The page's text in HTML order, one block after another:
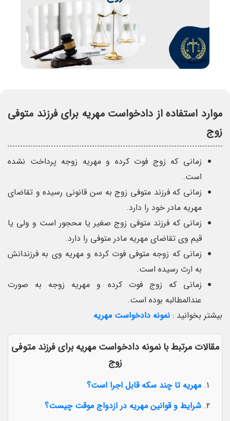
موارد استفاده از دادخواست مهریه برای فرزند متوفی
زوج
زمانی که زوج فوت کرده و مهریه زوجه پرداخت نشده
است.
زمانی که فرزند متوفی زوج به سن قانونی رسیده و تقاضای
مهریه مادر خود را دارد.
زمانی که فرزند متوفی زوج صغیر یا محجور است و ولی یا
قیم وی تقاضای مهریه مادر متوفی را دارد.
زمانی که زوجه متوفی فوت کرده و مهریه وی به فرزندانش
به ارث رسیده است.
زمانی که زوج فوت کرده و مهریه زوجه به صورت
عندالمطالبه بوده است.
بیشتر بخوانید : نمونه دادخواست مهریه
مقالات مرتبط با نمونه دادخواست مهریه برای فرزند متوفی
زوج
مهریه تا چند سکه قابل اجرا است؟
شرایط و قوانین مهریه در ازدواج موقت چیست؟